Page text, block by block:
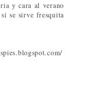
y cara al verano
se sirve fresquita